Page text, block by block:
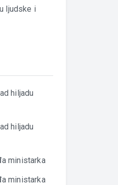
ljudske i
hiljadu
hiljadu
ministarka
ministarka